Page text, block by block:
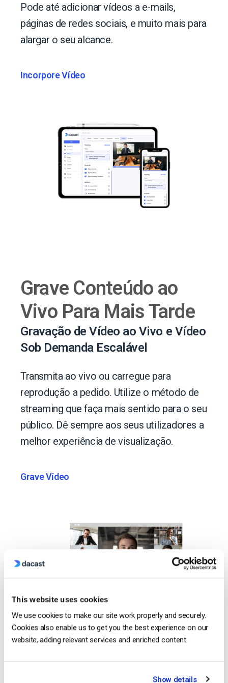
This website uses cookies
We use cookies to make our site work properly and securely.
Cookies also enable us to get you the best experience on our
website, adding relevant services and enriched content.
Show details
Pode até adicionar vídeos a e-mails,
páginas de redes sociais, e muito mais para
alargar o seu alcance.
Incorpore Vídeo
Grave Conteúdo ao
Vivo Para Mais Tarde
Gravação de Vídeo ao Vivo e Vídeo
Sob Demanda Escalável
Transmita ao vivo ou carregue para
reprodução a pedido. Utilize o método de
streaming que faça mais sentido para o seu
público. Dê sempre aos seus utilizadores a
melhor experiência de visualização.
Grave Vídeo